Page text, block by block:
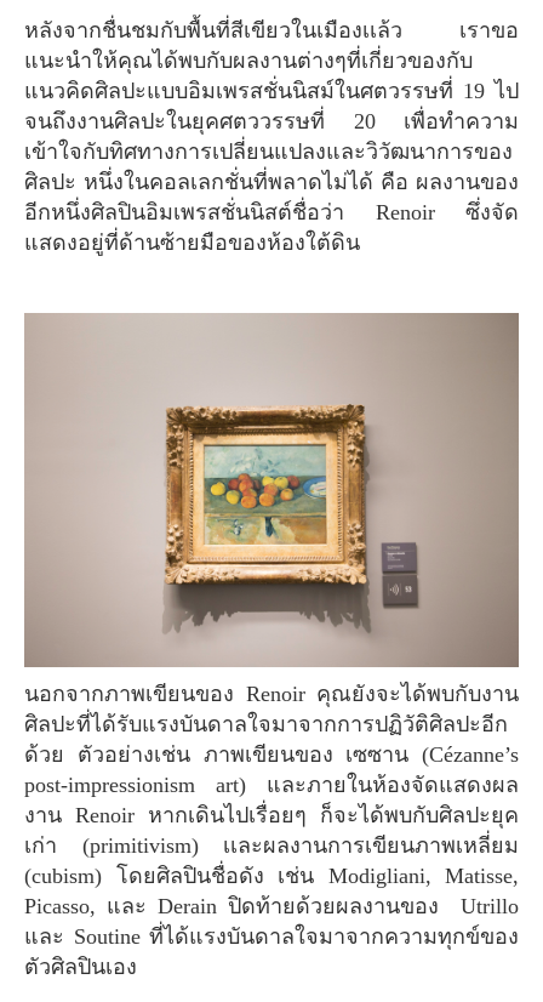
หลังจากชื่นชมกับพื้นที่สีเขียวในเมืองเเล้ว เราขอ
แนะนำให้คุณได้พบกับผลงานต่างๆที่เกี่ยวของกับ
แนวคิดศิลปะแบบอิมเพรสชั่นนิสม์ในศตวรรษที่ 19 ไป
จนถึงงานศิลปะในยุคศตววรรษที่ 20 เพื่อทำความ
เข้าใจกับทิศทางการเปลี่ยนแปลงและวิวัฒนาการของ
ศิลปะ หนึ่งในคอลเลกชั่นที่พลาดไม่ได้ คือ ผลงานของ
อีกหนึ่งศิลปินอิมเพรสชั่นนิสต์ชื่อว่า Renoir ซึ่งจัด
แสดงอยู่ที่ด้านซ้ายมือของห้องใต้ดิน
นอกจากภาพเขียนของ Renoir คุณยังจะได้พบกับงาน
ศิลปะที่ได้รับแรงบันดาลใจมาจากการปฏิวัติศิลปะอีก
ด้วย ตัวอย่างเช่น ภาพเขียนของ เซซาน (Cézanne’s
post-impressionism art) และภายในห้องจัดแสดงผล
งาน Renoir หากเดินไปเรื่อยๆ ก็จะได้พบกับศิลปะยุค
เก่า (primitivism) เเละผลงานการเขียนภาพเหลี่ยม
(cubism) โดยศิลปินชื่อดัง เช่น Modigliani, Matisse,
Picasso, และ Derain ปิดท้ายด้วยผลงานของ Utrillo
และ Soutine ที่ได้แรงบันดาลใจมาจากความทุกข์ของ
ตัวศิลปินเอง